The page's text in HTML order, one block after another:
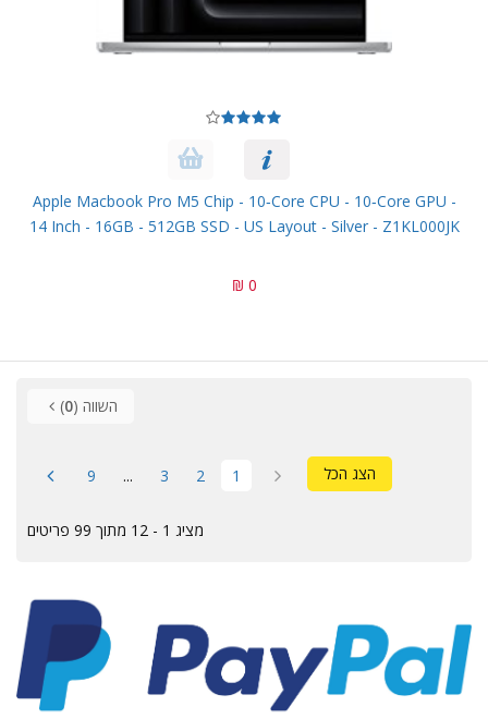
Apple Macbook Pro M5 Chip - 10‑core CPU - 10‑core GPU -
14 Inch - 16GB - 512GB SSD - US Layout - Silver - Z1KL000JK
0 ₪
השווה (0
)
הצג הכל 1
2
3
...
9
מציג 1 - 12 מתוך 99 פריטים